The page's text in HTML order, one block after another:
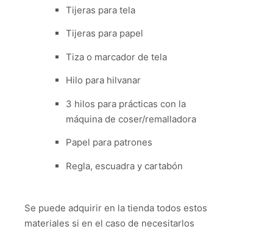
Tijeras para tela
Tijeras para papel
Tiza o marcador de tela
Hilo para hilvanar
3 hilos para prácticas con la
máquina de coser/remalladora
Papel para patrones
Regla, escuadra y cartabón
Se puede adquirir en la tienda todos estos
materiales si en el caso de necesitarlos